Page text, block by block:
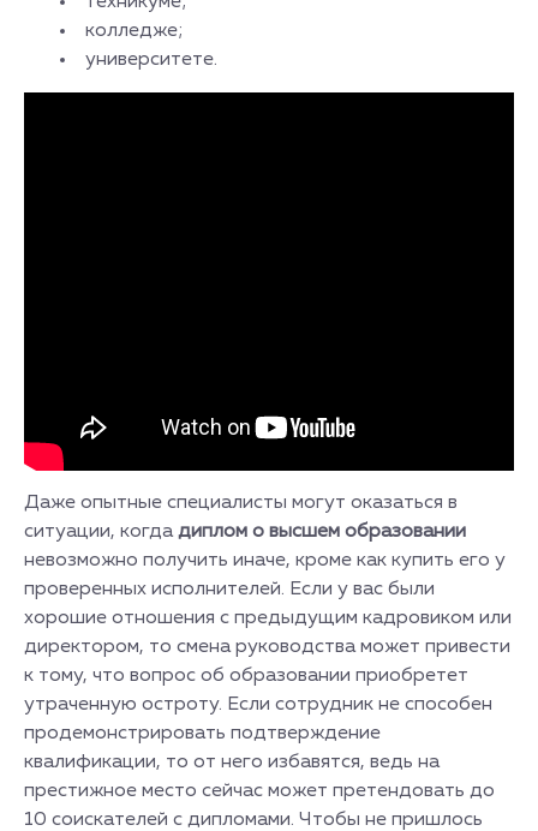
колледже;
университете.
Даже опытные специалисты могут оказаться в
ситуации, когдадиплом о высшем образовании
невозможно получить иначе, кроме как купить его у
проверенных исполнителей. Если у вас были
хорошие отношения с предыдущим кадровиком или
директором, то смена руководства может привести
к тому, что вопрос об образовании приобретет
утраченную остроту. Если сотрудник не способен
продемонстрировать подтверждение
квалификации, то от него избавятся, ведь на
престижное место сейчас может претендовать до
10 соискателей с дипломами. Чтобы не пришлось